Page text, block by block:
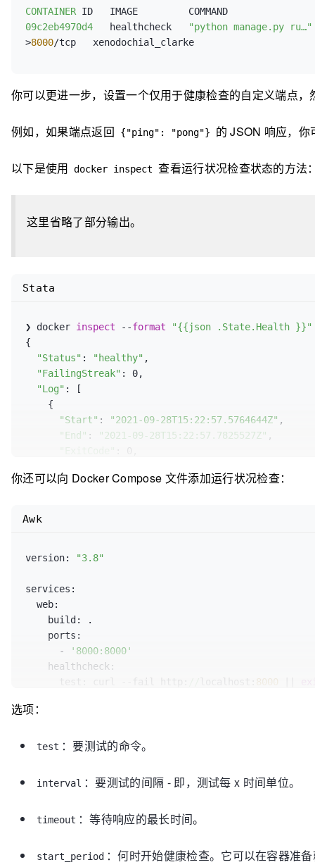
CONTAINER
09c2eb4970d4 healthcheck "python manage.py ru…"
>8000
你可以更进一步，设置一个仅用于健康检查的自定义端点，
例如，如果端点返回 {"ping": "pong"} 的 JSON 响应，你
以下是使用 docker inspect 查看运行状况检查状态的方法
这里省略了部分输出。
❯ docker inspect --format "{{json .State.Health }}"
{
"Status" : "healthy" ,
"FailingStreak" : 0,
"Log" : [
{
"Start" : "2021-09-28T15:22:57.5764644Z" ,
"End" : "2021-09-28T15:22:57.7825527Z" ,
Stata
你还可以向 Docker Compose 文件添加运行状况检查：
version: "3.8"
services:
web:
build: .
ports:
-
'8000:8000'
healthcheck:
test: curl --fail http:
localhost: 8000
timeout:
retries: 3
Awk
选项：
test ：要测试的命令。
interval ：要测试的间隔 - 即，测试每 x 时间单位。
timeout ：等待响应的最长时间。
start_period ：何时开始健康检查。它可以在容器准